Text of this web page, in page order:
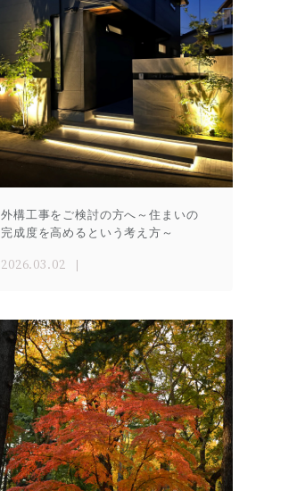
外構工事をご検討の方へ～住まいの
完成度を高めるという考え方～
2026.03.02